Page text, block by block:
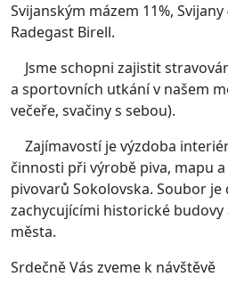
Svijanským mázem 11%,
Radegast Birell.
Jsme schopni zajistit
a sportovních utkání v našem
večeře, svačiny s sebou).
Zajímavostí je výzdoba
činnosti při výrobě piva, mapu
pivovarů Sokolovska. Soubor
zachycujícími historické budovy
města.
Srdečně Vás zveme k návštěvě